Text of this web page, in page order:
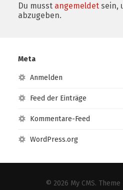
Du musst angemeldetsein,
abzugeben.
Meta
Anmelden
Feed der Einträge
Kommentare-Feed
WordPress.org
© 2026 My CMS. Theme